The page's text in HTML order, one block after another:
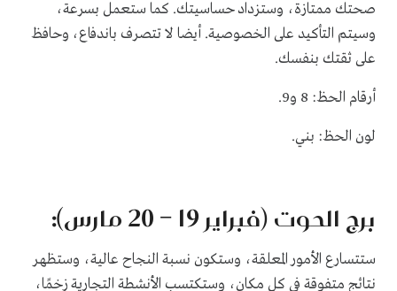
صحتك ممتازة، وستزداد حساسيتك. كما ستعمل بسرعة،
وسيتم التأكيد على الخصوصية. أيضا لا تتصرف باندفاع، وحافظ
على ثقتك بنفسك.
أرقام الحظ: 8 و9.
لون الحظ: بني.
برج الحوت (فبراير 19 – 20 مارس):
ستتسارع الأمور المعلقة، وستكون نسبة النجاح عالية، وستظهر
نتائج متفوقة في كل مكان، وستكتسب الأنشطة التجارية زخمًا،